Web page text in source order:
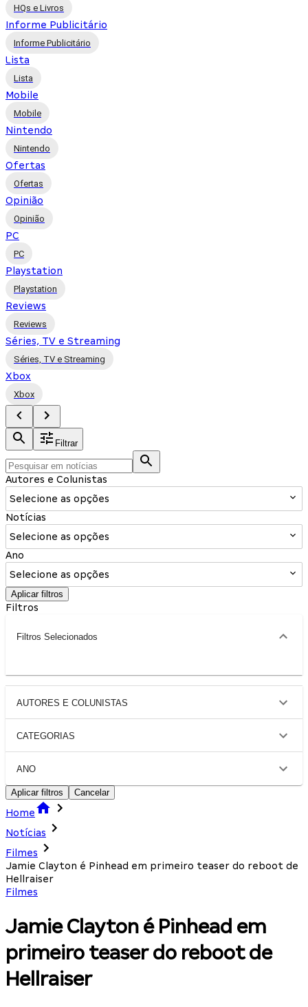
HQs e Livros
Informe Publicitário
Informe Publicitário
Lista
Lista
Mobile
Mobile
Nintendo
Nintendo
Ofertas
Ofertas
Opinião
Opinião
PC
PC
Playstation
Playstation
Reviews
Reviews
Séries, TV e Streaming
Séries, TV e Streaming
Xbox
Xbox
Filtrar
Autores e Colunistas
Selecione as opções
Notícias
Selecione as opções
Ano
Selecione as opções
Aplicar filtros
Filtros
Filtros Selecionados
AUTORES E COLUNISTAS
CATEGORIAS
ANO
Aplicar filtros Cancelar
Home
Notícias
Filmes
Jamie Clayton é Pinhead em primeiro teaser do reboot de
Hellraiser
Filmes
Jamie Clayton é Pinhead em
primeiro teaser do reboot de
Hellraiser